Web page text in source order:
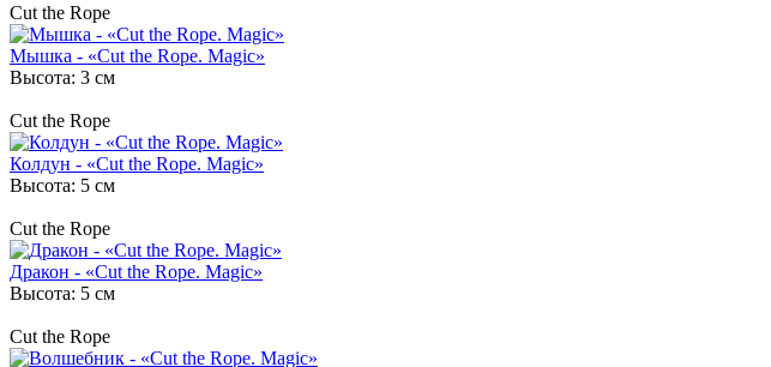
Cut the Rope
Мышка - «Cut the Rope. Magic»
Высота: 3 см
Cut the Rope
Колдун - «Cut the Rope. Magic»
Высота: 5 см
Cut the Rope
Дракон - «Cut the Rope. Magic»
Высота: 5 см
Cut the Rope